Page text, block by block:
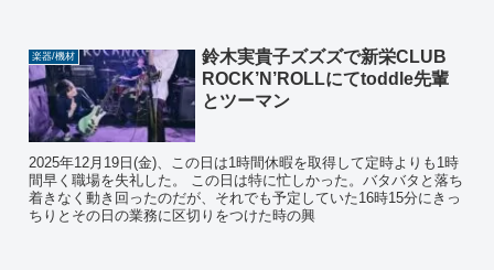
楽器/機材
鈴木実貴子ズズズで新栄CLUB
ROCK’N’ROLLにてtoddle先輩
とツーマン
2025年12月19日(金)、この日は1時間休暇を取得して定時よりも1時
間早く職場を失礼した。 この日は特に忙しかった。バタバタと落ち
着きなく動き回ったのだが、それでも予定していた16時15分にきっ
ちりとその日の業務に区切りをつけた時の興